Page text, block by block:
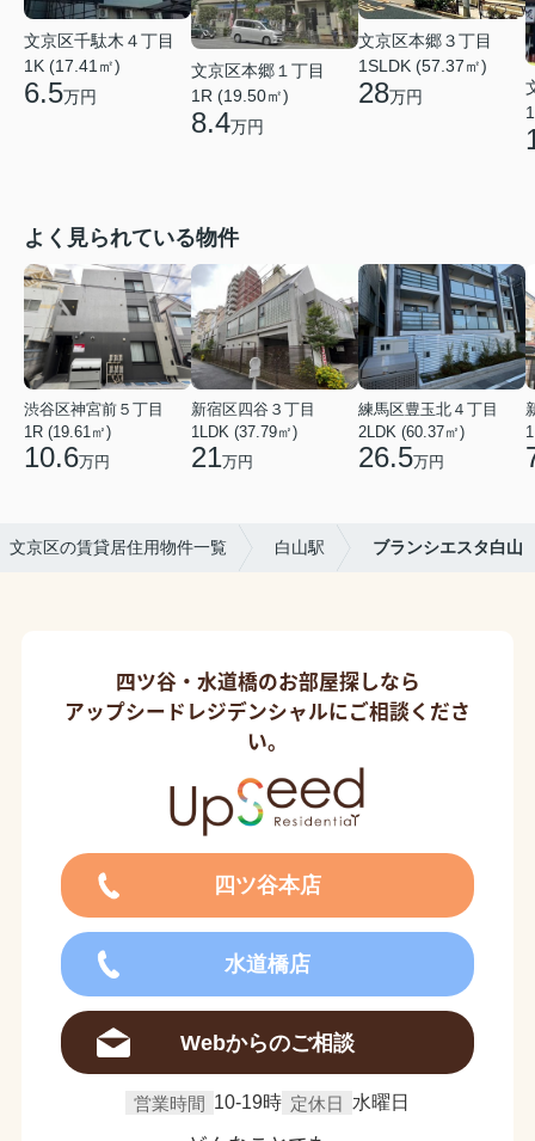
文京区千駄木４丁目
1K (17.41㎡)
6.5万円
文京区本郷１丁目
1R (19.50㎡)
8.4万円
文京区本郷３丁目
1SLDK (57.37㎡)
28万円
よく見られている物件
渋谷区神宮前５丁目
1R (19.61㎡)
10.6万円
新宿区四谷３丁目
1LDK (37.79㎡)
21万円
練馬区豊玉北４丁目
2LDK (60.37㎡)
26.5万円
文京区の賃貸居住用物件一覧 白山駅 ブランシエスタ白山
四ツ谷・水道橋のお部屋探しなら
アップシードレジデンシャルにご相談くださ
い。
四ツ谷本店
水道橋店
Webからのご相談
営業時間 10-19時 定休日 水曜日